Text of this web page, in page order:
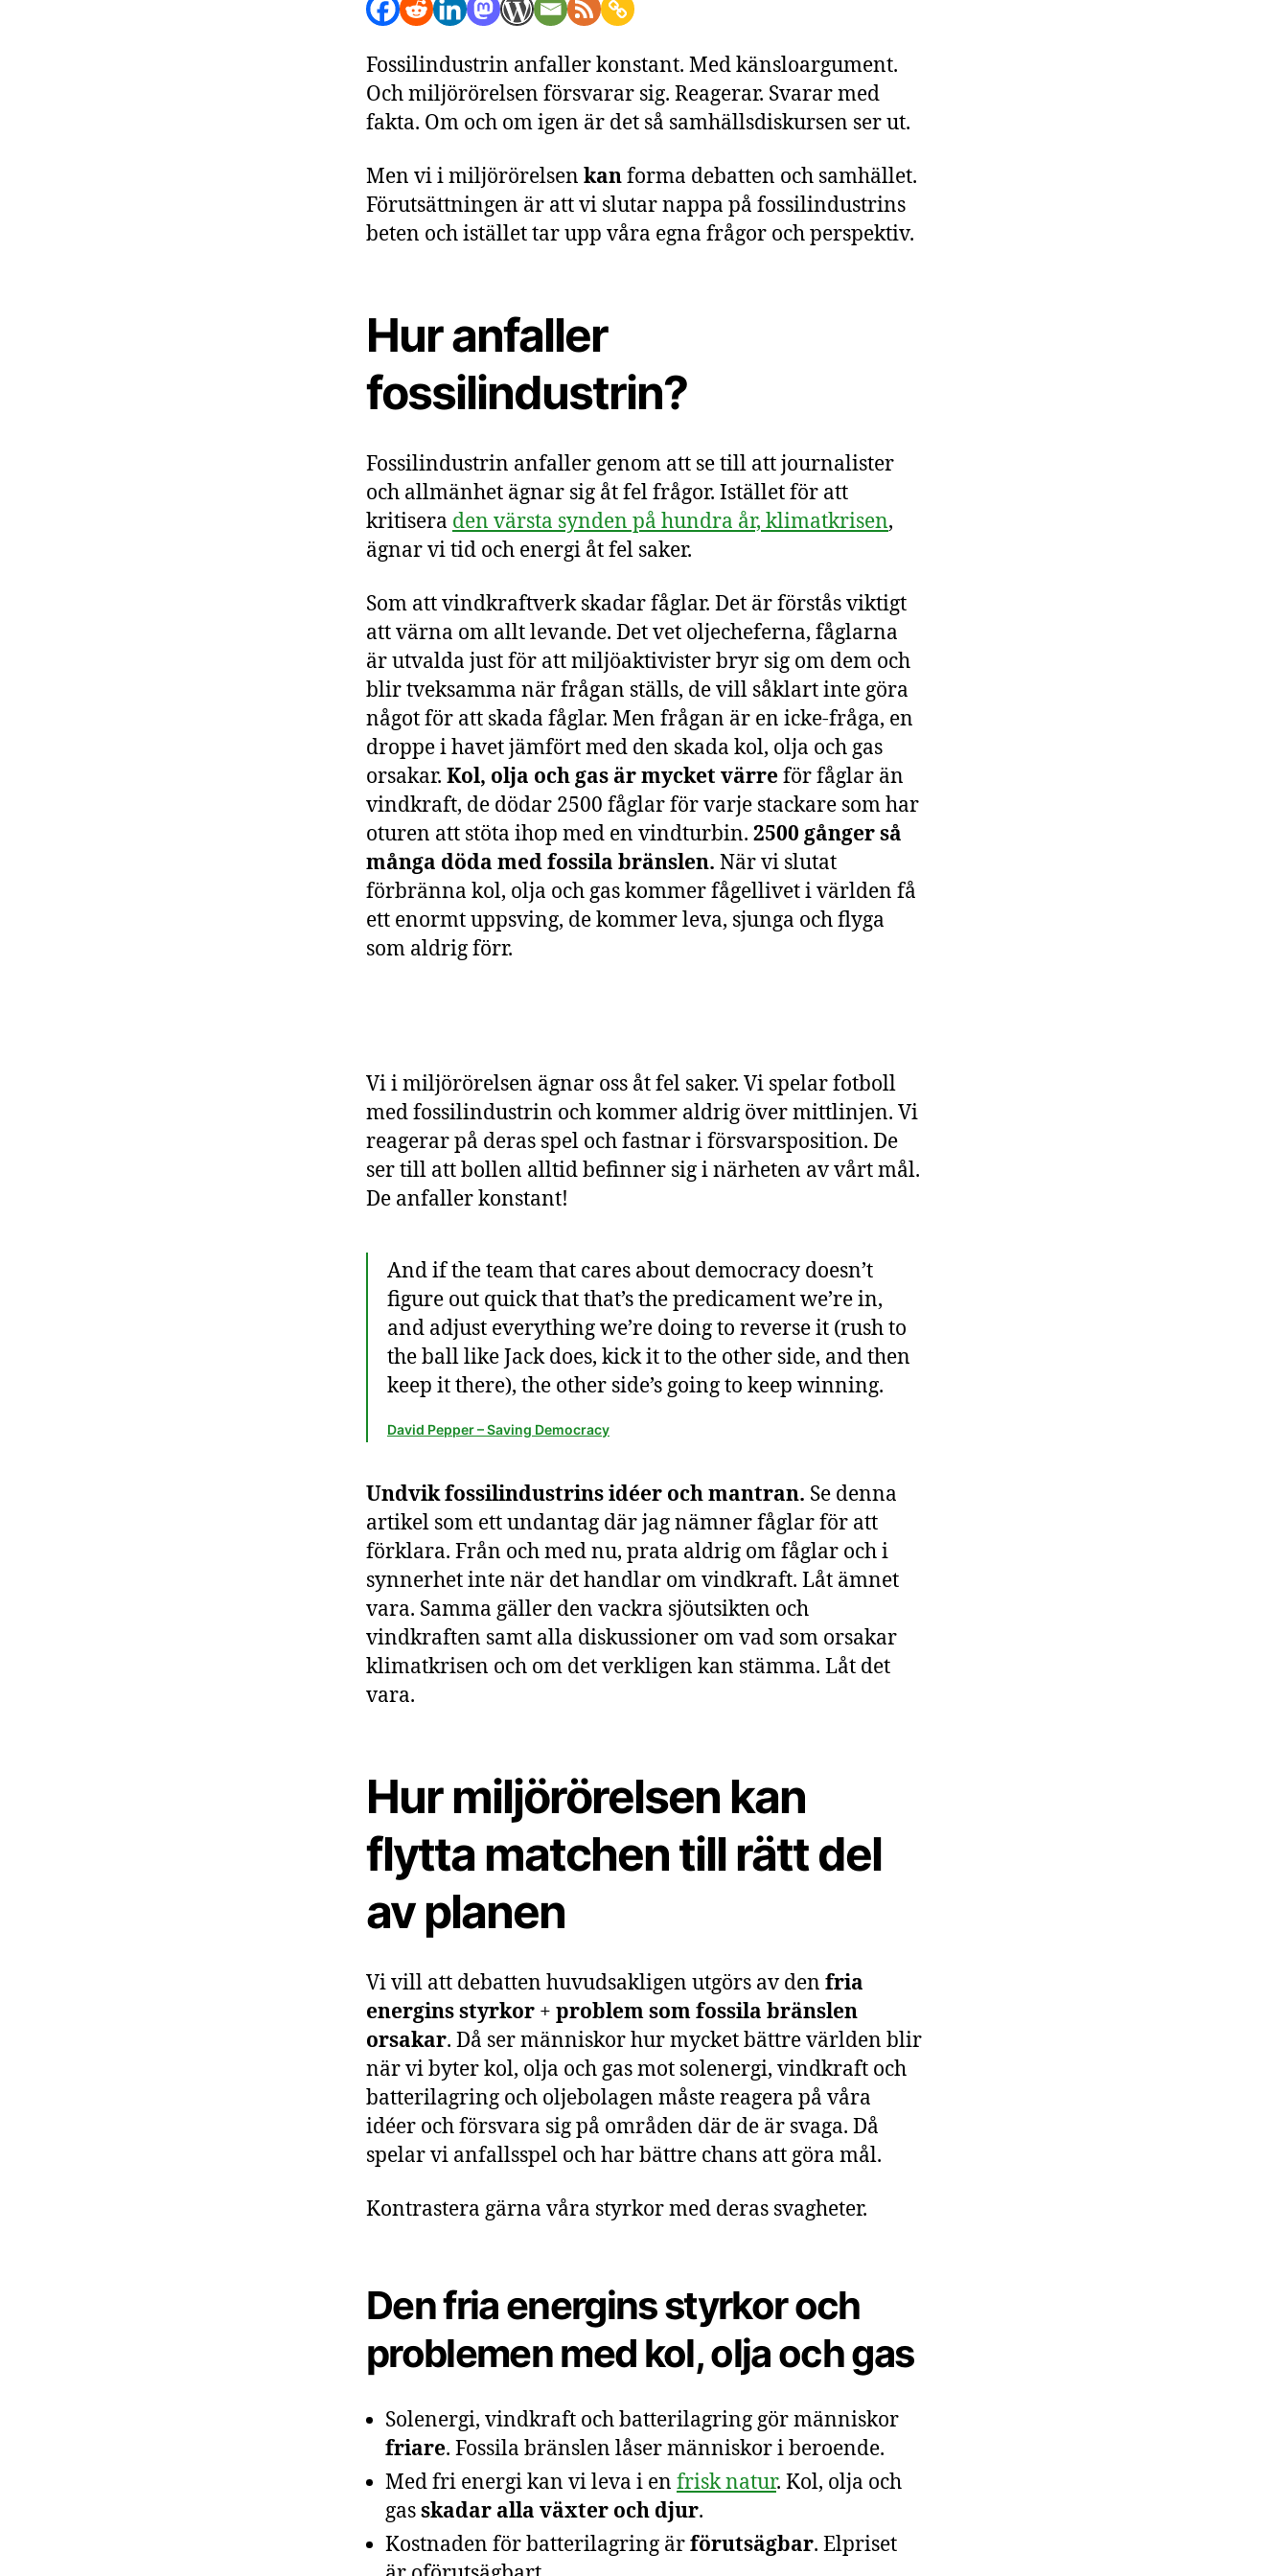
Fossilindustrin anfaller konstant. Med känsloargument.
Och miljörörelsen försvarar sig. Reagerar. Svarar med
fakta. Om och om igen är det så samhällsdiskursen ser ut.
Men vi i miljörörelsen kanforma debatten och samhället.
Förutsättningen är att vi slutar nappa på fossilindustrins
beten och istället tar upp våra egna frågor och perspektiv.
Hur anfaller
fossilindustrin?
Fossilindustrin anfaller genom att se till att journalister
och allmänhet ägnar sig åt fel frågor. Istället för att
kritisera den värsta synden på hundra år, klimatkrisen,
ägnar vi tid och energi åt fel saker.
Som att vindkraftverk skadar fåglar. Det är förstås viktigt
att värna om allt levande. Det vet oljecheferna, fåglarna
är utvalda just för att miljöaktivister bryr sig om dem och
blir tveksamma när frågan ställs, de vill såklart inte göra
något för att skada fåglar. Men frågan är en icke-fråga, en
droppe i havet jämfört med den skada kol, olja och gas
orsakar. Kol, olja och gas är mycket värreför fåglar än
vindkraft, de dödar 2500 fåglar för varje stackare som har
oturen att stöta ihop med en vindturbin. 2500 gånger så
många döda med fossila bränslen. När vi slutat
förbränna kol, olja och gas kommer fågellivet i världen få
ett enormt uppsving, de kommer leva, sjunga och flyga
som aldrig förr.
Vi i miljörörelsen ägnar oss åt fel saker. Vi spelar fotboll
med fossilindustrin och kommer aldrig över mittlinjen. Vi
reagerar på deras spel och fastnar i försvarsposition. De
ser till att bollen alltid befinner sig i närheten av vårt mål.
De anfaller konstant!
And if the team that cares about democracy doesn’t
figure out quick that that’s the predicament we’re in,
and adjust everything we’re doing to reverse it (rush to
the ball like Jack does, kick it to the other side, and then
keep it there), the other side’s going to keep winning.
David Pepper – Saving Democracy
Undvik fossilindustrins idéer och mantran. Se denna
artikel som ett undantag där jag nämner fåglar för att
förklara. Från och med nu, prata aldrig om fåglar och i
synnerhet inte när det handlar om vindkraft. Låt ämnet
vara. Samma gäller den vackra sjöutsikten och
vindkraften samt alla diskussioner om vad som orsakar
klimatkrisen och om det verkligen kan stämma. Låt det
vara.
Hur miljörörelsen kan
flytta matchen till rätt del
av planen
Vi vill att debatten huvudsakligen utgörs av den fria
energins styrkor + problem som fossila bränslen
orsakar. Då ser människor hur mycket bättre världen blir
när vi byter kol, olja och gas mot solenergi, vindkraft och
batterilagring och oljebolagen måste reagera på våra
idéer och försvara sig på områden där de är svaga. Då
spelar vi anfallsspel och har bättre chans att göra mål.
Kontrastera gärna våra styrkor med deras svagheter.
Den fria energins styrkor och
problemen med kol, olja och gas
Solenergi, vindkraft och batterilagring gör människor
friare. Fossila bränslen låser människor i beroende.
Med fri energi kan vi leva i en frisk natur. Kol, olja och
gasskadar alla växter och djur.
Kostnaden för batterilagring ärförutsägbar. Elpriset